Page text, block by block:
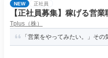
NEW 正社員
【正社員募集】稼げる営
Tplus（株）
「営業をやってみたい。」その